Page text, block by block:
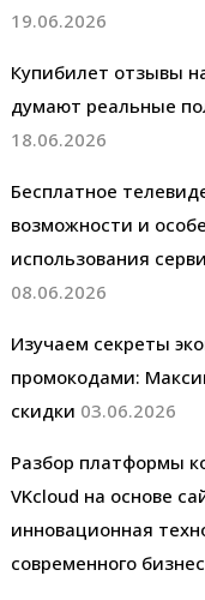
19.06.2026
Купибилет отзывы
думают реальные
18.06.2026
Бесплатное
возможности и
использования
08.06.2026
Изучаем секреты
промокодами:
скидки 03.06.2026
Разбор платформы
VKcloud на основе
инновационная
современного